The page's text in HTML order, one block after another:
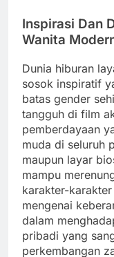
Inspirasi Dan
Wanita
Dunia hiburan
sosok inspiratif
batas gender
tangguh di film
pemberdayaan
muda di seluruh
maupun layar
mampu
karakter-
mengenai
dalam
pribadi yang
perkembangan